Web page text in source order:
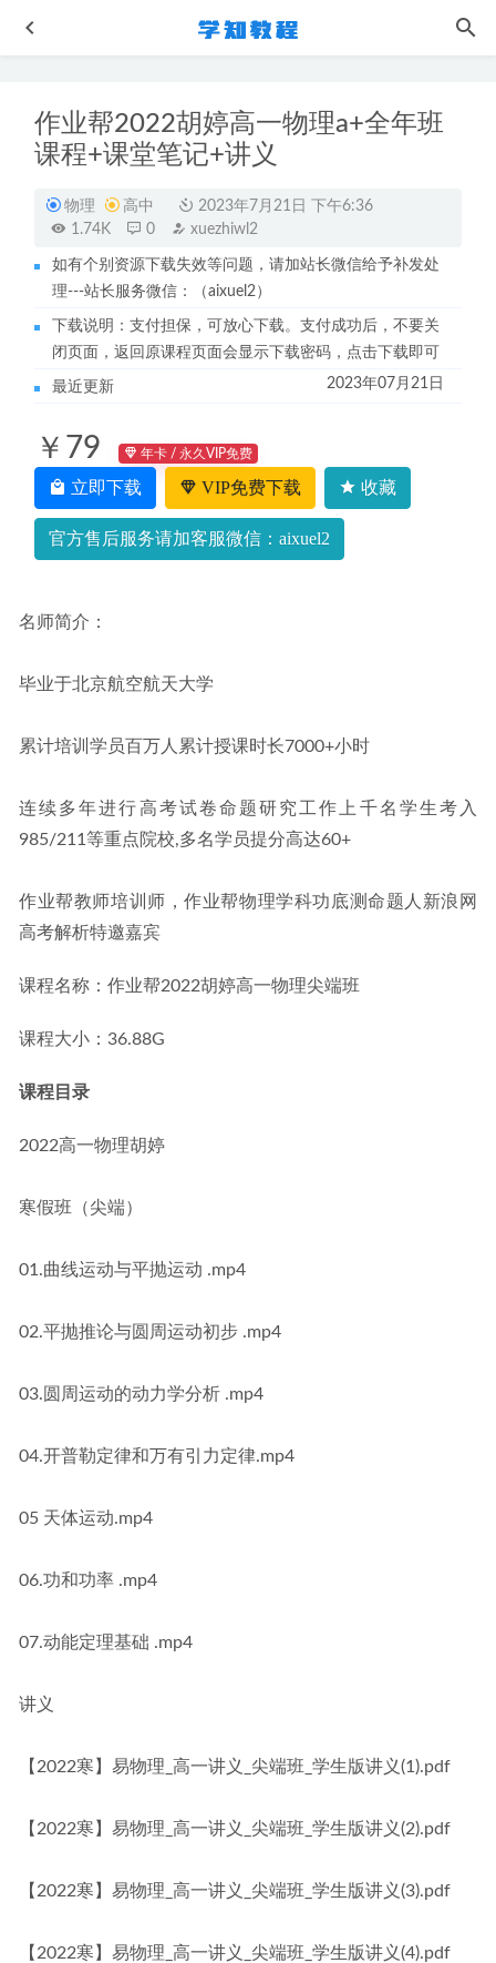
作业帮2022胡婷高一物理a+全年班
课程+课堂笔记+讲义
物理 高中
2023年7月21日 下午6:36
1.74K
0 xuezhiwl2
如有个别资源下载失效等问题，请加站长微信给予补发处
理---站长服务微信：（aixuel2）
下载说明：支付担保，可放心下载。支付成功后，不要关
闭页面，返回原课程页面会显示下载密码，点击下载即可
最近更新 2023年07月21日
￥79 年卡 / 永久VIP免费
立即下载 VIP免费下载 收藏
官方售后服务请加客服微信：aixuel2
名师简介：
毕业于北京航空航天大学
累计培训学员百万人累计授课时长7000+小时
连续多年进行高考试卷命题研究工作上千名学生考入
985/211等重点院校,多名学员提分高达60+
作业帮教师培训师，作业帮物理学科功底测命题人新浪网
高考解析特邀嘉宾
课程名称：作业帮2022胡婷高一物理尖端班
课程大小：36.88G
课程目录
2022高一物理胡婷
寒假班（尖端）
01.曲线运动与平抛运动 .mp4
02.平抛推论与圆周运动初步 .mp4
03.圆周运动的动力学分析 .mp4
04.开普勒定律和万有引力定律.mp4
05 天体运动.mp4
06.功和功率 .mp4
07.动能定理基础 .mp4
讲义
【2022寒】易物理_高一讲义_尖端班_学生版讲义(1).pdf
【2022寒】易物理_高一讲义_尖端班_学生版讲义(2).pdf
【2022寒】易物理_高一讲义_尖端班_学生版讲义(3).pdf
【2022寒】易物理_高一讲义_尖端班_学生版讲义(4).pdf
高中政治网课教程2023刘勖雯高三政治视频教程+讲义学习
资料下载 2022-11-11
乐学高考复习2023于冲高三物理讲义 2023-05-15
高中数学网课教程22年宋超高考数学全年联报班视频教程
+讲义 2022-08-29
俄语入门从基础学到高手教学视频